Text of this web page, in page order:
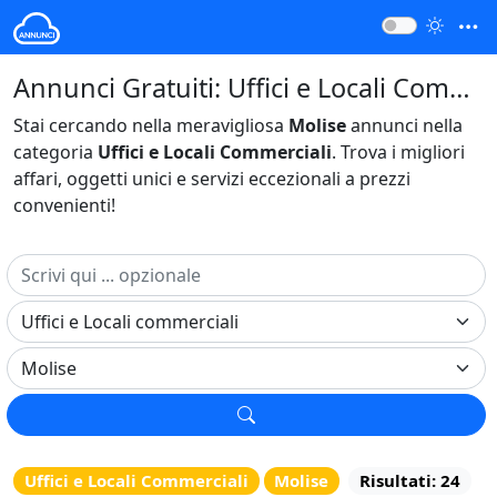
Annunci Gratuiti: Uffici e Locali Commerciali Molise Italia
Stai cercando nella meravigliosa Moliseannunci nella
categoria Uffici e Locali Commerciali. Trova i migliori
affari, oggetti unici e servizi eccezionali a prezzi
convenienti!
Uffici e Locali Commerciali Molise
Risultati: 24